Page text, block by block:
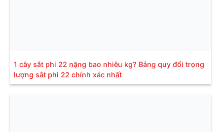
1 cây sắt phi 22 nặng bao nhiêu kg? Bảng quy đổi trọng
lượng sắt phi 22 chính xác nhất